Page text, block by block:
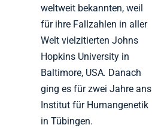
weltweit bekannten, weil
für ihre Fallzahlen in aller
Welt vielzitierten Johns
Hopkins University in
Baltimore, USA. Danach
ging es für zwei Jahre ans
Institut für Humangenetik
in Tübingen.